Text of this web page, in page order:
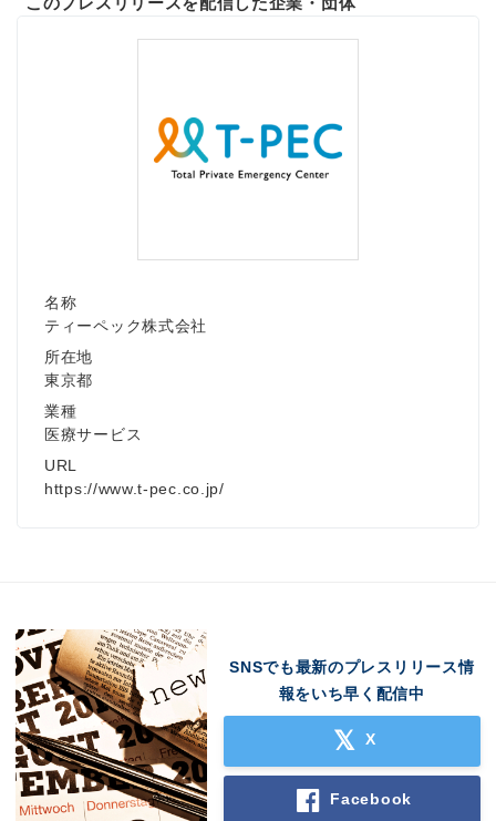
名称
ティーペック株式会社
所在地
東京都
業種
医療サービス
URL
https://www.t-pec.co.jp/
SNSでも最新のプレスリリース情
報をいち早く配信中
X
Facebook
English